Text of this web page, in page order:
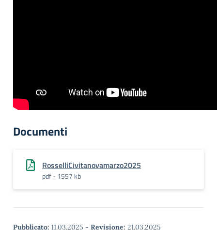
Documenti
RosselliCivitanovamarzo2025
pdf - 1557 kb
Pubblicato: 11.03.2025 - Revisione: 21.03.2025